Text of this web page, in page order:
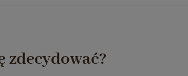
zdecydować?